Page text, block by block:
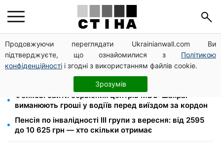
Продовжуючи переглядати Ukrainianwall.com Ви
підтверджуєте, що ознайомилися з Політикою
конфіденційності і згодні з використанням файлів cookie.
Зрозумів
Тариф 2,64 грн за кіловат з 1 жовтня: власники
електроопалення платитимуть на 39% менше
4 склади Fozzy Group знищила рф: Сільпо
попередило про затримки — полиці порожніють
Фейкові сайти сервісних центрів МВС: шахраї
виманюють гроші у водіїв перед виїздом за кордон
Пенсія по інвалідності III групи з вересня: від 2595
до 10 625 грн — хто скільки отримає